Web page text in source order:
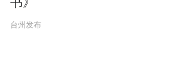
书》
台州发布